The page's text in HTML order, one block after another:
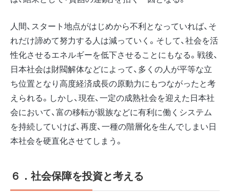
人間、スタート地点がはじめから不利となっていれば、そ
れだけ諦めて努力する人は減っていく。そして、社会を活
性化させるエネルギーを低下させることにもなる。戦後、
日本社会は財閥解体などによって、多くの人が平等な立
ち位置となり高度経済成長の原動力にもつながったと考
えられる。しかし、現在、一定の成熟社会を迎えた日本社
会において、富の移転が親族などに有利に働くシステム
を持続していけば、再度、一種の階層化を生んでしまい日
本社会を硬直化させてしまう。
６．社会保障を投資と考える